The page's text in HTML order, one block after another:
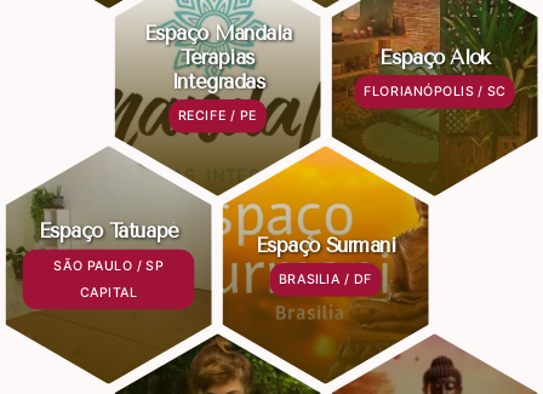
Espaço Mandala
Terapias
Integradas
RECIFE / PE
Espaço Alok
FLORIANÓPOLIS / SC
Espaço Tatuapé
SÃO PAULO / SP
CAPITAL
Espaço Surmani
BRASILIA / DF